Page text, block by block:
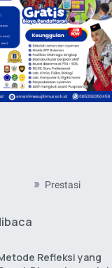
Prestasi
Refleksi yang